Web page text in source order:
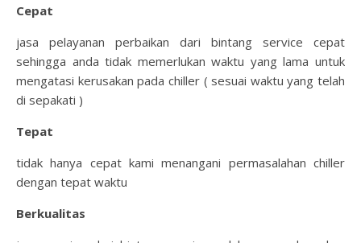
Cepat
jasa pelayanan perbaikan dari bintang service cepat
sehingga anda tidak memerlukan waktu yang lama untuk
mengatasi kerusakan pada chiller ( sesuai waktu yang telah
di sepakati )
Tepat
tidak hanya cepat kami menangani permasalahan chiller
dengan tepat waktu
Berkualitas